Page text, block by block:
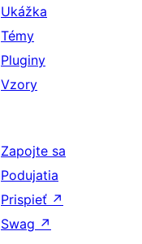
Ukážka
Témy
Pluginy
Vzory
Zapojte sa
Podujatia
Prispieť ↗
Swag ↗